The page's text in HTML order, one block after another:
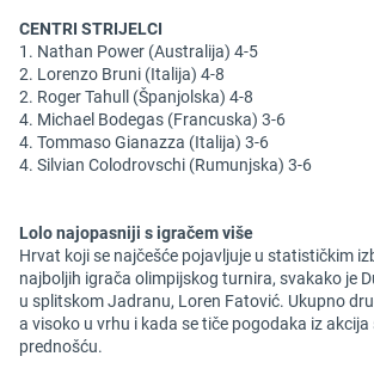
CENTRI STRIJELCI
1. Nathan Power (Australija) 4-5
2. Lorenzo Bruni (Italija) 4-8
2. Roger Tahull (Španjolska) 4-8
4. Michael Bodegas (Francuska) 3-6
4. Tommaso Gianazza (Italija) 3-6
4. Silvian Colodrovschi (Rumunjska) 3-6
Lolo najopasniji s igračem više
Hrvat koji se najčešće pojavljuje u statističkim
najboljih igrača olimpijskog turnira, svakako je
u splitskom Jadranu, Loren Fatović. Ukupno
a visoko u vrhu i kada se tiče pogodaka iz
prednošću.